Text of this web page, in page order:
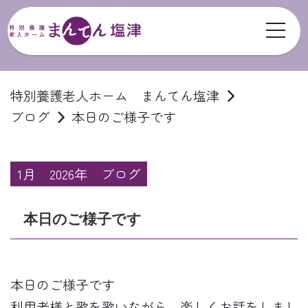
特別養護老人ホーム まんてん塩津
ブログ
本日のご様子です
1月 2026年 ブログ
本日のご様子です
本日のご様子です